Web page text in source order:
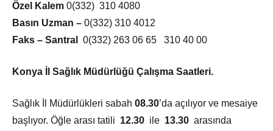
Özel Kalem 0(332) 310 4080
Basın Uzman – 0(332) 310 4012
Faks – Santral 0(332) 263 06 65 310 40 00
Konya İl Sağlık Müdürlüğü Çalışma Saatleri.
Sağlık İl Müdürlükleri sabah 08.30’da açılıyor ve mesaiye
başlıyor. Öğle arası tatili 12.30 ile 13.30 arasında